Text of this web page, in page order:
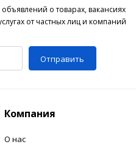
о товарах, вакансиях
от частных лиц и компаний
Отправить
Компания
О нас